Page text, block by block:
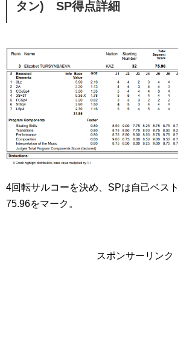
タン) SP得点詳細
4回転サルコーを決め、SPは自己ベス
75.96をマーク。
スポンサーリンク